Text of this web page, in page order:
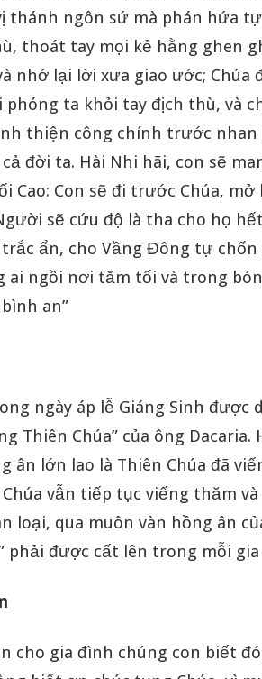
thánh ngôn sứ mà phán hứa
thoát tay mọi kẻ hằng ghen
nhớ lại lời xưa giao ước; Chúa
phóng ta khỏi tay địch thù, và
thiện công chính trước
đời ta. Hài Nhi hãi, con sẽ
Cao: Con sẽ đi trước Chúa,
sẽ cứu độ là tha cho họ
ẩn, cho Vầng Đông tự
ai ngồi nơi tăm tối và trong
an”
ngày áp lễ Giáng Sinh được
Thiên Chúa” của ông
ân lớn lao là Thiên Chúa đã
Chúa vẫn tiếp tục viếng thăm
loại, qua muôn vàn hồng ân
phải được cất lên trong mỗi
cho gia đình chúng con biết